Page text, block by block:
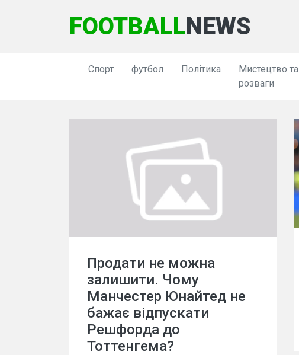
FOOTBALLNEWS
Спорт футбол Політика
Мистецтво та
розваги
Продати не можна
залишити. Чому
Манчестер Юнайтед не
бажає відпускати
Решфорда до
Тоттенгема?